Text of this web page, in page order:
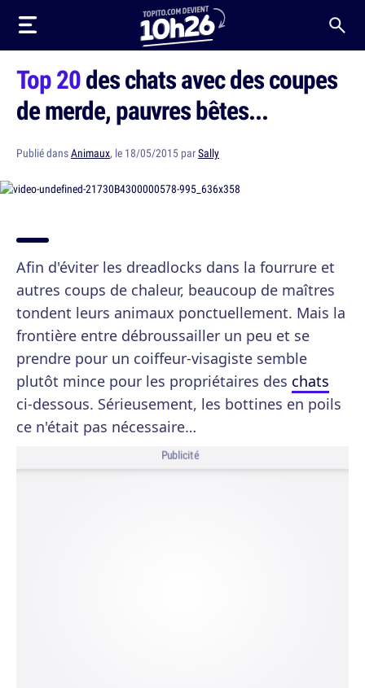
Top 20des chats avec des coupes
de merde, pauvres bêtes...
Publié dansAnimaux, le 18/05/2015 parSally
Afin d'éviter les dreadlocks dans la fourrure et
autres coups de chaleur, beaucoup de maîtres
tondent leurs animaux ponctuellement. Mais la
frontière entre débroussailler un peu et se
prendre pour un coiffeur-visagiste semble
plutôt mince pour les propriétaires des chats
ci-dessous. Sérieusement, les bottines en poils
ce n'était pas nécessaire…
Publicité